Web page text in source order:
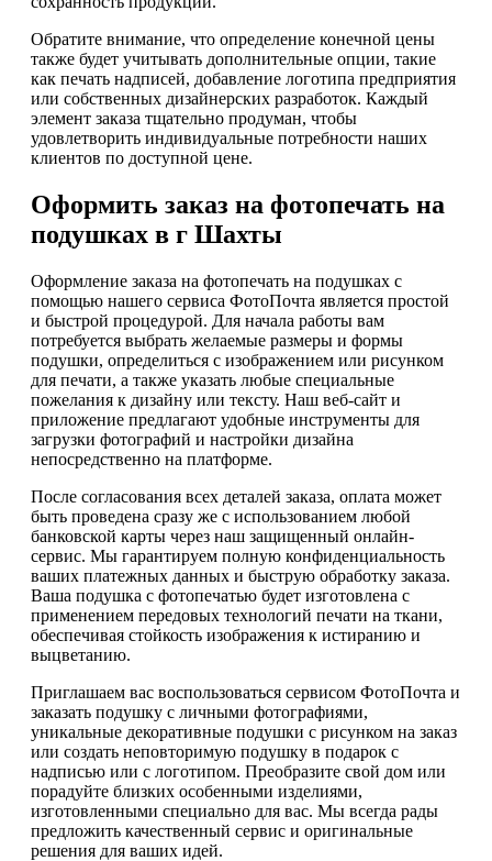
Обратите внимание, что определение конечной цены
также будет учитывать дополнительные опции, такие
как печать надписей, добавление логотипа предприятия
или собственных дизайнерских разработок. Каждый
элемент заказа тщательно продуман, чтобы
удовлетворить индивидуальные потребности наших
клиентов по доступной цене.
Оформить заказ на фотопечать на
подушках в г Шахты
Оформление заказа на фотопечать на подушках с
помощью нашего сервиса ФотоПочта является простой
и быстрой процедурой. Для начала работы вам
потребуется выбрать желаемые размеры и формы
подушки, определиться с изображением или рисунком
для печати, а также указать любые специальные
пожелания к дизайну или тексту. Наш веб-сайт и
приложение предлагают удобные инструменты для
загрузки фотографий и настройки дизайна
непосредственно на платформе.
После согласования всех деталей заказа, оплата может
быть проведена сразу же с использованием любой
банковской карты через наш защищенный онлайн-
сервис. Мы гарантируем полную конфиденциальность
ваших платежных данных и быструю обработку заказа.
Ваша подушка с фотопечатью будет изготовлена с
применением передовых технологий печати на ткани,
обеспечивая стойкость изображения к истиранию и
выцветанию.
Приглашаем вас воспользоваться сервисом ФотоПочта и
заказать подушку с личными фотографиями,
уникальные декоративные подушки с рисунком на заказ
или создать неповторимую подушку в подарок с
надписью или с логотипом. Преобразите свой дом или
порадуйте близких особенными изделиями,
изготовленными специально для вас. Мы всегда рады
предложить качественный сервис и оригинальные
решения для ваших идей.